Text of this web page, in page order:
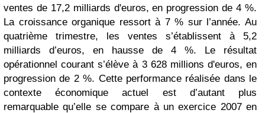
ventes de 17,2 milliards d'euros, en progression de 4 %.
La croissance organique ressort à 7 % sur l’année. Au
quatrième trimestre, les ventes s’établissent à 5,2
milliards d’euros, en hausse de 4 %. Le résultat
opérationnel courant s’élève à 3 628 millions d'euros, en
progression de 2 %. Cette performance réalisée dans le
contexte économique actuel est d’autant plus
remarquable qu’elle se compare à un exercice 2007 en